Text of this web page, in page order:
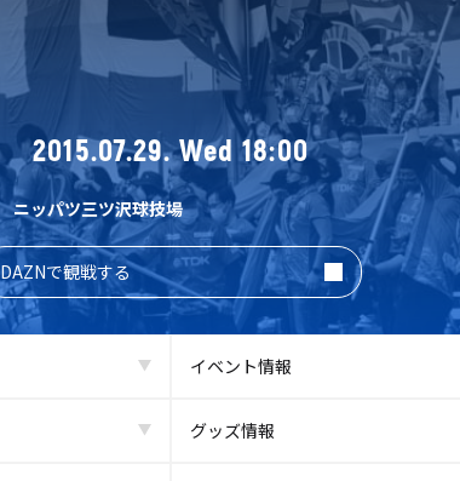
2015.07.29. Wed 18:00
ニッパツ三ツ沢球技場
DAZNで観戦する
イベント情報
グッズ情報